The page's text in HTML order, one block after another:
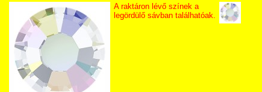
A raktáron lévő színek a
legördülő sávban találhatóak.